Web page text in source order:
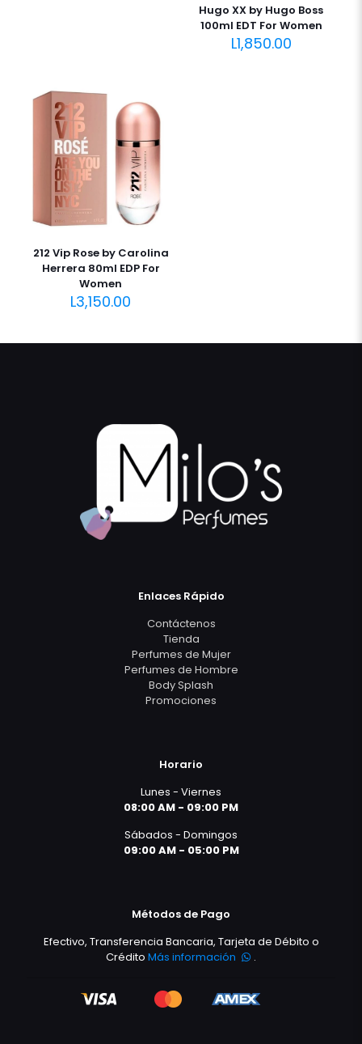
Hugo XX by Hugo Boss
100ml EDT For Women
L1,850.00
212 Vip Rose by Carolina
Herrera 80ml EDP For
Women
L3,150.00
Enlaces Rápido
Contáctenos
Tienda
Perfumes de Mujer
Perfumes de Hombre
Body Splash
Promociones
Horario
Lunes - Viernes
08:00 AM - 09:00 PM
Sábados - Domingos
09:00 AM - 05:00 PM
Métodos de Pago
Efectivo, Transferencia Bancaria, Tarjeta de Débito o
CréditoMás información .